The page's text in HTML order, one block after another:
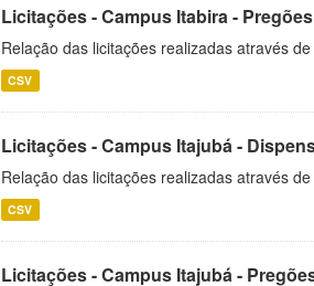
Licitações - Campus Itabira -
Relação das licitações realizadas através
CSV
Licitações - Campus Itajubá -
Relação das licitações realizadas através
CSV
Licitações - Campus Itajubá -